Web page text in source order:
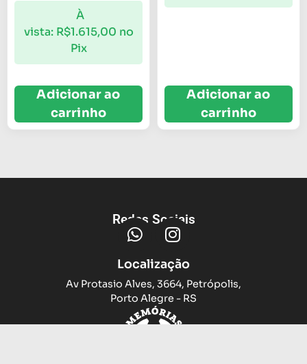
À
vista: R$1.615,00 no
Pix
Adicionar ao
carrinho
Adicionar ao
carrinho
Redes Sociais
Localização
Av Protasio Alves, 3664, Petrópolis,
Porto Alegre - RS